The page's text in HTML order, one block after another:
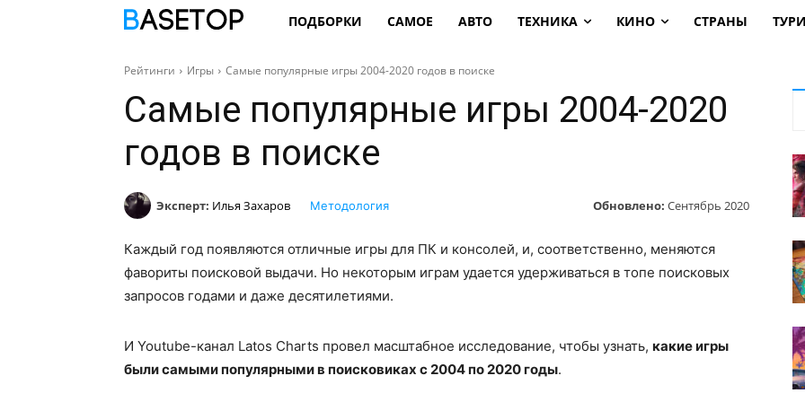
ПОДБОРКИ САМОЕ АВТО ТЕХНИКА КИНО СТРАНЫ
Рейтинги Игры Самые популярные игры 2004-2020 годов в поиске
Самые популярные игры 2004-2020
годов в поиске
Эксперт: Илья Захаров Обновлено: Сентябрь 2020
Методология
Каждый год появляются отличные игры для ПК и консолей, и, соответственно, меняются
фавориты поисковой выдачи. Но некоторым играм удается удерживаться в топе поисковых
запросов годами и даже десятилетиями.
И Youtube-канал Latos Charts провел масштабное исследование, чтобы узнать, какие игры
были самыми популярными в поисковиках с 2004 по 2020 годы.